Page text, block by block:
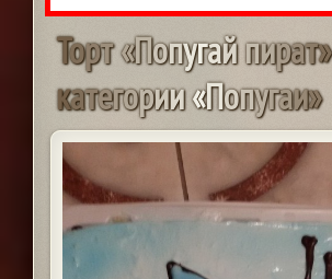
Торт«Попугайпират»
категории«Попугаи»